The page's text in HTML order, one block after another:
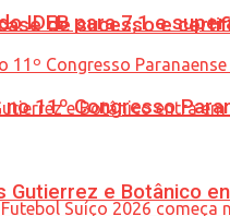
de sucesso e
Gutierrez e Botânico
IDEB para 7,1 e
11º Congresso